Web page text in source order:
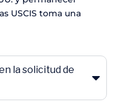
USCIS toma una
la solicitud de